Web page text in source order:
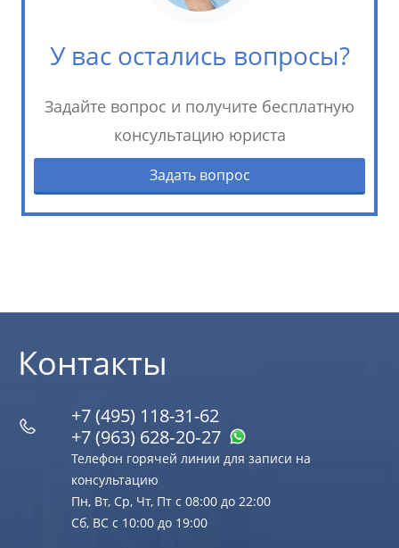
У вас остались вопросы?
Задайте вопрос и получите бесплатную
консультацию юриста
Задать вопрос
Контакты
+7 (495) 118-31-62
+7 (963) 628‑20‑27
Телефон горячей линии для записи на
консультацию
Пн, Вт, Ср, Чт, Пт с 08:00 до 22:00
Сб, ВС с 10:00 до 19:00